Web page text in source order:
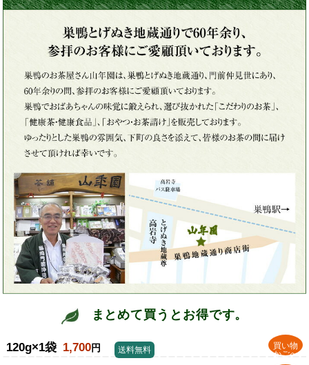
まとめて買うとお得です。
120g×1袋 1,700円
買い物
かごへ
送料無料